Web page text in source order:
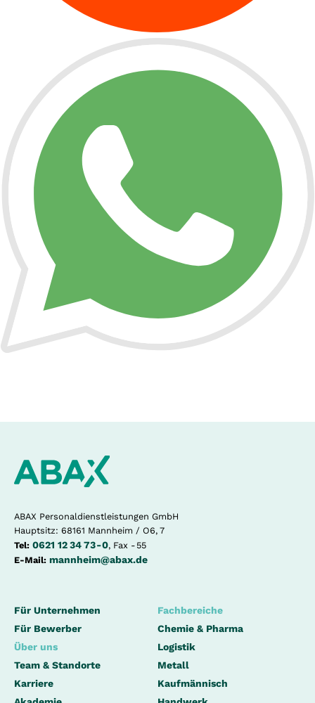
ABAX Personaldienstleistungen GmbH
Hauptsitz: 68161 Mannheim / O6, 7
Tel: 0621 12 34 73 - 0, Fax - 55
E-Mail: mannheim@abax.de
Für Unternehmen
Für Bewerber
Über uns
Team & Standorte
Karriere
Fachbereiche
Chemie & Pharma
Logistik
Metall
Kaufmännisch